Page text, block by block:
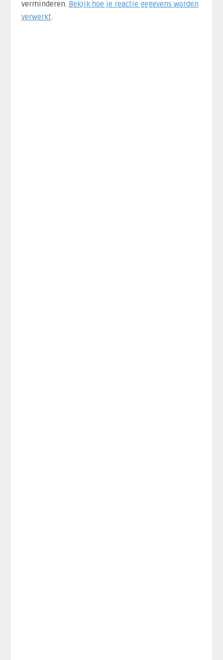
verminderen. Bekijk hoe je reactie gegevens worden
verwerkt.